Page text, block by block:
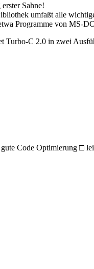
Sahne!
umfaßt alle
Programme von MS-
C 2.0 in zwei
Code Optimierung □